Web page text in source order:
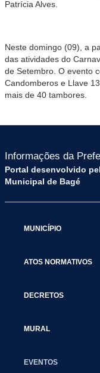
Patrícia Alves.
Neste domingo (09), a
das atividades do
de Setembro. O evento
Candomberos e Llave
mais de 40 tambores.
Informações da
Portal desenvolvido
Municipal de Bagé
MUNICÍPIO
ATOS NORMATIVOS
DECRETOS
MURAL
EVENTOS